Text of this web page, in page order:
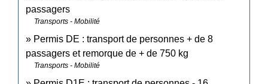
passagers
Transports - Mobilité
Permis DE : transport de personnes + de 8
passagers et remorque de + de 750 kg
Transports - Mobilité